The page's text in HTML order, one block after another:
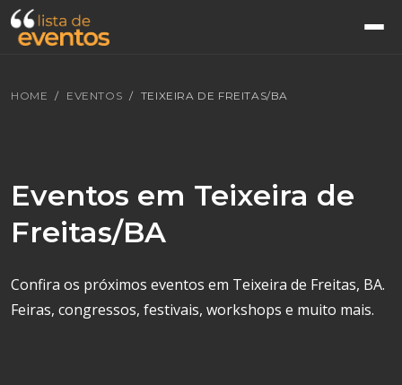
HOME EVENTOS TEIXEIRA DE FREITAS/BA
Eventos em Teixeira de
Freitas/BA
Confira os próximos eventos em Teixeira de Freitas, BA.
Feiras, congressos, festivais, workshops e muito mais.